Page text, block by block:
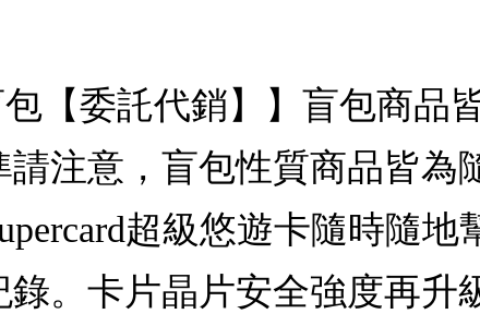
【委託代銷】】盲包商品
注意，盲包性質商品皆為
超級悠遊卡隨時隨地
。卡片晶片安全強度再升